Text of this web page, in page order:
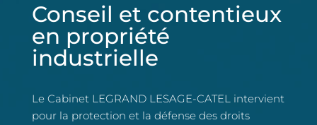
Conseil et contentieux
en propriété
industrielle
Le Cabinet LEGRAND LESAGE-CATEL intervient
pour la protection et la défense des droits